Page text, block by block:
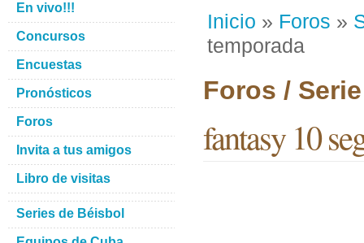
Inicio » Foros »
temporada
Foros /
fantasy 10
En vivo!!!
Concursos
Encuestas
Pronósticos
Foros
Invita a tus amigos
Libro de visitas
Series de Béisbol